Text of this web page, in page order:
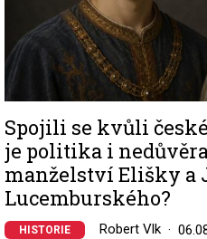
Spojili se kvůli
je politika i
manželství Elišky a
Lucemburského?
HISTORIE Robert Vlk